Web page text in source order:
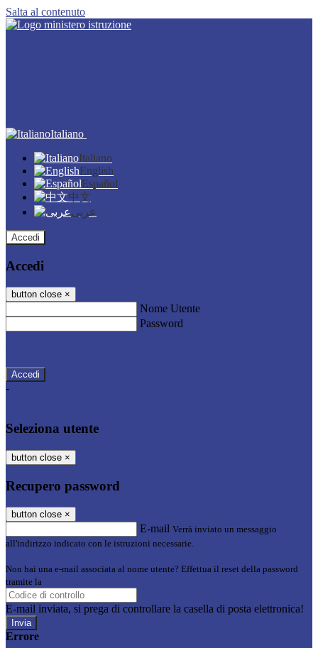
Salta al contenuto
Italiano
Italiano
English
Español
中文
عربى
Accedi
Accedi
button close ×
Nome Utente
Password
-
Seleziona utente
button close ×
Recupero password
button close ×
E-mail Verrà inviato un messaggio
all'indirizzo indicato con le istruzioni necessarie.
Non hai una e-mail associata al nome utente? Effettua il reset della password
tramite la
E-mail inviata, si prega di controllare la casella di posta elettronica!
Errore